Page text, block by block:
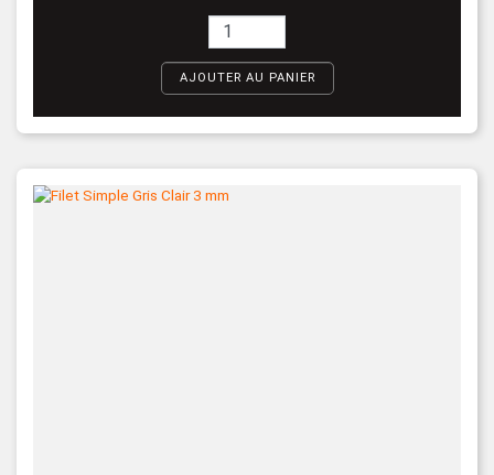
AJOUTER AU PANIER